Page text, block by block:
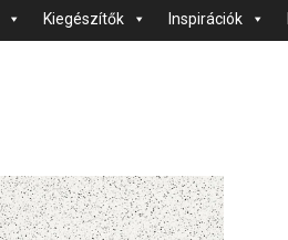
Kiegészítők Inspirációk